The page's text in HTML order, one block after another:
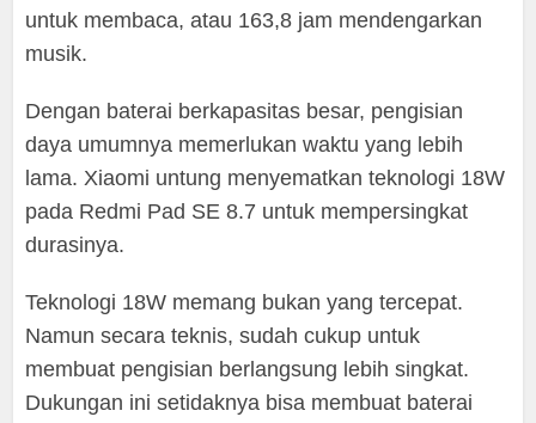
untuk membaca, atau 163,8 jam mendengarkan
musik.
Dengan baterai berkapasitas besar, pengisian
daya umumnya memerlukan waktu yang lebih
lama. Xiaomi untung menyematkan teknologi 18W
pada Redmi Pad SE 8.7 untuk mempersingkat
durasinya.
Teknologi 18W memang bukan yang tercepat.
Namun secara teknis, sudah cukup untuk
membuat pengisian berlangsung lebih singkat.
Dukungan ini setidaknya bisa membuat baterai